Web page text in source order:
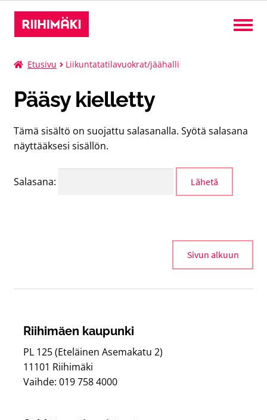
Liput
Kurssit
Leirit
Etusivu Liikuntatatilavuokrat/jäähalli
Pääsy kielletty
Tämä sisältö on suojattu salasanalla. Syötä salasana
näyttääksesi sisällön.
Salasana:
Sivun alkuun
Riihimäen kaupunki
PL 125 (Eteläinen Asemakatu 2)
11101 Riihimäki
Vaihde: 019 758 4000